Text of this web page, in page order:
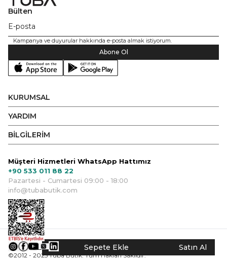
600 TL Sepete Ekle Satın Al
Bülten
Kampanya ve duyurular hakkında e-posta almak istiyorum.
Abone Ol
KURUMSAL
YARDIM
BİLGİLERİM
Müşteri Hizmetleri WhatsApp Hattımız
+90 533 011 88 22
Pazartesi - Cumartesi 09:00 - 18:00
info@tubabutik.com
©2012 - 2025 Tuba Butik. Tüm Hakları Saklıdır.